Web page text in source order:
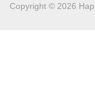
Copyright © 2026